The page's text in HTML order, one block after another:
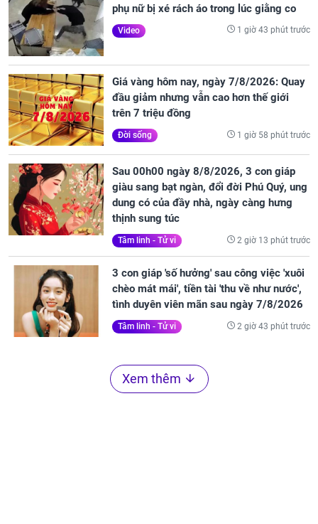
phụ nữ bị xé rách áo trong lúc giằng co
Video 1 giờ 43 phút trước
Giá vàng hôm nay, ngày 7/8/2026: Quay
đầu giảm nhưng vẫn cao hơn thế giới
trên 7 triệu đồng
Đời sống 1 giờ 58 phút trước
Sau 00h00 ngày 8/8/2026, 3 con giáp
giàu sang bạt ngàn, đổi đời Phú Quý, ung
dung có của đầy nhà, ngày càng hưng
thịnh sung túc
Tâm linh - Tử vi 2 giờ 13 phút trước
3 con giáp 'số hưởng' sau công việc 'xuôi
chèo mát mái', tiền tài 'thu về như nước',
tình duyên viên mãn sau ngày 7/8/2026
Tâm linh - Tử vi 2 giờ 43 phút trước
Xem thêm